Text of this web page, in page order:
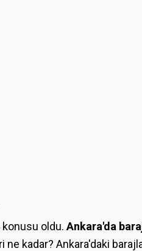
konusu oldu. Ankara'da
ne kadar? Ankara'daki